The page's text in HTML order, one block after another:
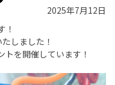
2025年7月12日
！
しました！
を開催しています！